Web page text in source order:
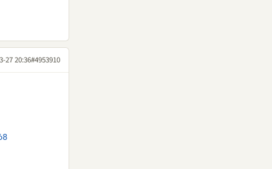
27 20:36#4953910